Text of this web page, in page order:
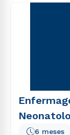
6 meses